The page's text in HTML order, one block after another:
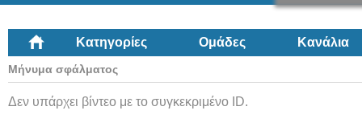
Κατηγορίες Ομάδες Κανάλια
Μήνυμα σφάλματος
Δεν υπάρχει βίντεο με το συγκεκριμένο ID.